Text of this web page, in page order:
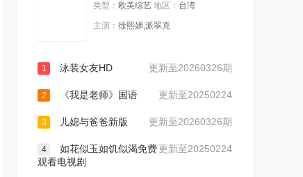
类型： 欧美综艺 地区： 台湾
主演： 徐熙娣,派翠克
更新至20260326期
1 泳装女友HD
更新至20250224
2 《我是老师》国语
更新至20260326期
3 儿媳与爸爸新版
更新至20250224
4
如花似玉如饥似渴免费
观看电视剧